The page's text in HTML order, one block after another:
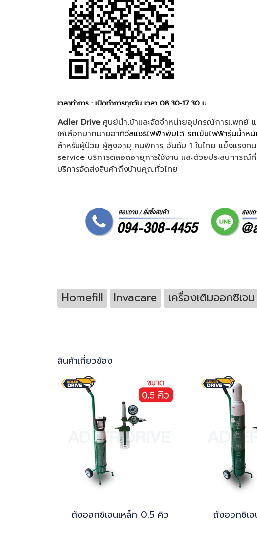
เวลาทำการ : เปิดทำการทุกวัน เวลา 08.30-17.30 น.
Adler Driveศูนย์นำเข้าและจัดจำหน่ายอุปกรณ์การแพทย์
ให้เลือกมากมายอาทิวีลแชร์ไฟฟ้าพับได้ รถเข็นไฟฟ้ารุ่นน้ำหนั
สำหรับผู้ป่วย ผู้สูงอายุ คนพิการ อันดับ 1 ในไทย แข็งแรง
service บริการตลอดอายุการใช้งาน และด้วยประสบการณ์
บริการจัดส่งสินค้าถึงบ้านคุณทั่วไทย
Homefill Invacare เครื่องเติมออกซิเจน
สินค้าเกี่ยวข้อง
ถังออกซิเจนเหล็ก 0.5 คิว ถังออกซิเจ